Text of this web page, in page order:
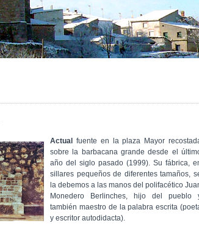
Actual
fuente en la plaza Mayor
sobre la barbacana grande desde el
año del siglo pasado (1999). Su fábrica,
sillares pequeños de diferentes tamaños,
la debemos a las manos del polifacético
Monedero Berlinches, hijo del pueblo
también maestro de la palabra escrita
y escritor autodidacta).